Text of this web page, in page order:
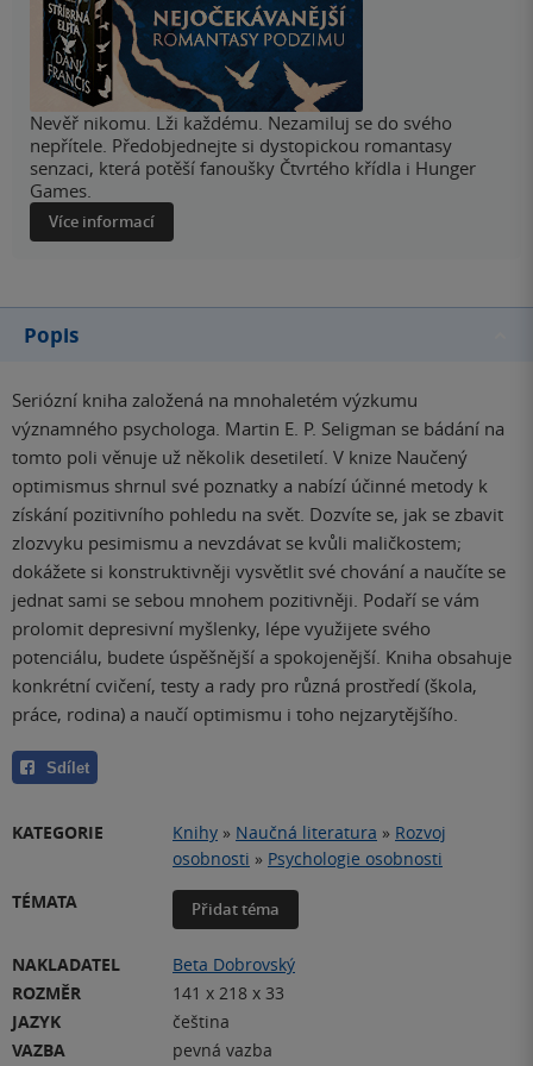
Nevěř nikomu. Lži každému. Nezamiluj se do svého
nepřítele. Předobjednejte si dystopickou romantasy
senzaci, která potěší fanoušky Čtvrtého křídla i Hunger
Games.
Více informací
Popis
Seriózní kniha založená na mnohaletém výzkumu
významného psychologa. Martin E. P. Seligman se bádání na
tomto poli věnuje už několik desetiletí. V knize Naučený
optimismus shrnul své poznatky a nabízí účinné metody k
získání pozitivního pohledu na svět. Dozvíte se, jak se zbavit
zlozvyku pesimismu a nevzdávat se kvůli maličkostem;
dokážete si konstruktivněji vysvětlit své chování a naučíte se
jednat sami se sebou mnohem pozitivněji. Podaří se vám
prolomit depresivní myšlenky, lépe využijete svého
potenciálu, budete úspěšnější a spokojenější. Kniha obsahuje
konkrétní cvičení, testy a rady pro různá prostředí (škola,
práce, rodina) a naučí optimismu i toho nejzarytějšího.
Sdílet
KATEGORIE Knihy » Naučná literatura » Rozvoj
osobnosti » Psychologie osobnosti
TÉMATA
Přidat téma
NAKLADATEL
Beta Dobrovský
ROZMĚR
141 x 218 x 33
JAZYK
čeština
VAZBA
pevná vazba